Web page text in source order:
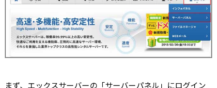
まず、エックスサーバーの「サーバーパネル」にログイン